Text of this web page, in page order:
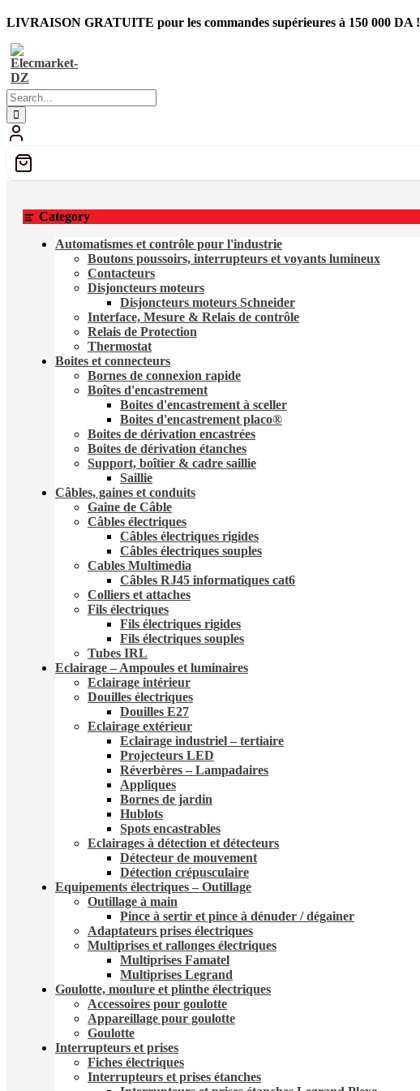
to
content
LIVRAISON GRATUITE pour les commandes supérieures à 150 000 DA !
Category
Automatismes et contrôle pour l'industrie
Boutons poussoirs, interrupteurs et voyants lumineux
Contacteurs
Disjoncteurs moteurs
Disjoncteurs moteurs Schneider
Interface, Mesure & Relais de contrôle
Relais de Protection
Thermostat
Boites et connecteurs
Bornes de connexion rapide
Boîtes d'encastrement
Boites d'encastrement à sceller
Boites d'encastrement placo®
Boites de dérivation encastrées
Boites de dérivation étanches
Support, boîtier & cadre saillie
Saillie
Câbles, gaines et conduits
Gaine de Câble
Câbles électriques
Câbles électriques rigides
Câbles électriques souples
Cables Multimedia
Câbles RJ45 informatiques cat6
Colliers et attaches
Fils électriques
Fils électriques rigides
Fils électriques souples
Tubes IRL
Eclairage – Ampoules et luminaires
Eclairage intérieur
Douilles électriques
Douilles E27
Eclairage extérieur
Eclairage industriel – tertiaire
Projecteurs LED
Réverbères – Lampadaire​s
Appliques
Bornes de jardin
Hublots
Spots encastrables
Eclairages à détection et détecteurs​
Détecteur de mouvement
Détection crépusculaire
Equipements électriques – Outillage
Outillage à main
Pince à sertir et pince à dénuder / dégainer
Adaptateurs prises électriques
Multiprises et rallonges électriques
Multiprises Famatel
Multiprises Legrand
Goulotte, moulure et plinthe électriques
Accessoires pour goulotte
Appareillage pour goulotte
Goulotte
Interrupteurs et prises
Fiches électriques
Interrupteurs et prises étanches